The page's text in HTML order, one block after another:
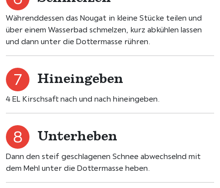
Währenddessen das Nougat in kleine Stücke teilen und
über einem Wasserbad schmelzen, kurz abkühlen lassen
und dann unter die Dottermasse rühren.
Hineingeben
4 EL Kirschsaft nach und nach hineingeben.
Unterheben
Dann den steif geschlagenen Schnee abwechselnd mit
dem Mehl unter die Dottermasse heben.